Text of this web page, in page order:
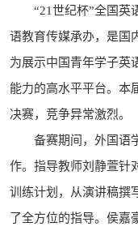
“21世纪杯”全国英
语教育传媒承办，是国
为展示中国青年学子英
能力的高水平平台。本
决赛，竞争异常激烈。
备赛期间，外国语
作。指导教师刘静萱针
训练计划，从演讲稿撰
了全方位的指导。侯嘉